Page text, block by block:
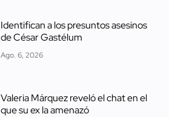
Identifican a los presuntos asesinos
de César Gastélum
Ago. 6, 2026
Valeria Márquez reveló el chat en el
que su ex la amenazó